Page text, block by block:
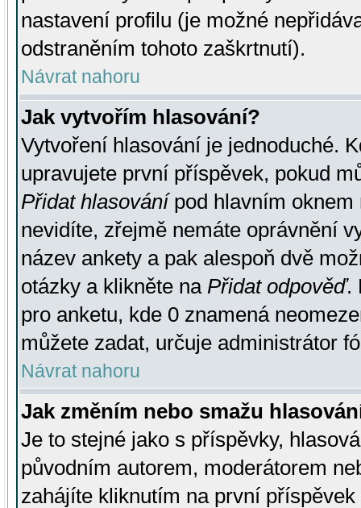
nastavení profilu (je možné
odstraněním tohoto zaškrtnutí).
Návrat nahoru
Jak vytvořím hlasování?
Vytvoření hlasování je jednoduché.
upravujete první příspěvek, pokud
Přidat hlasovánípod hlavním oknem
nevidíte, zřejmě nemáte oprávnění
název ankety a pak alespoň dvě
otázky a klikněte na Přidat odpověď.
pro anketu, kde 0 znamená
můžete zadat, určuje administrátor
Návrat nahoru
Jak změním nebo smažu
Je to stejné jako s příspěvky,
původním autorem, moderátorem
zahájíte kliknutím na první